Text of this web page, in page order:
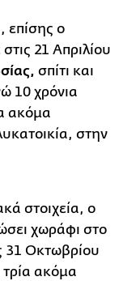
επίσης ο
21 Απριλίου
σπίτι και
10 χρόνια
ακόμα
στην
στοιχεία, ο
χωράφι στο
31 Οκτωβρίου
τρία ακόμα